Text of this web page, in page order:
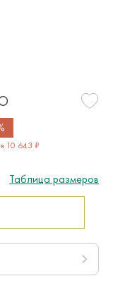
10 643 ₽
Таблица размеров